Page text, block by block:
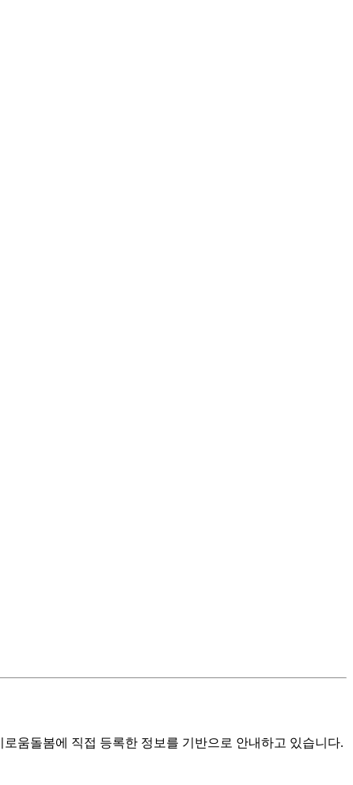
움돌봄에 직접 등록한 정보를 기반으로 안내하고 있습니다.